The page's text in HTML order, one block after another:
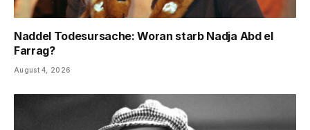
Naddel Todesursache: Woran starb Nadja Abd el
Farrag?
August 4, 2026